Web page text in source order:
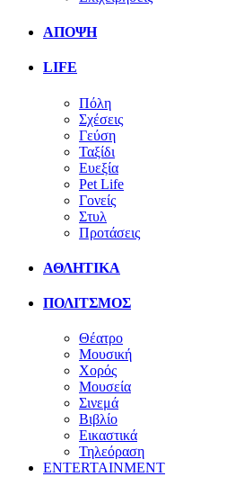
ΑΠΟΨΗ
LIFE
Πόλη
Σχέσεις
Γεύση
Ταξίδι
Ευεξία
Pet Life
Γονείς
Στυλ
Προτάσεις
ΑΘΛΗΤΙΚΑ
ΠΟΛΙΤΣΜΟΣ
Θέατρο
Μουσική
Χορός
Μουσεία
Σινεμά
Βιβλίο
Εικαστικά
Τηλεόραση
ENTERTAINMENT